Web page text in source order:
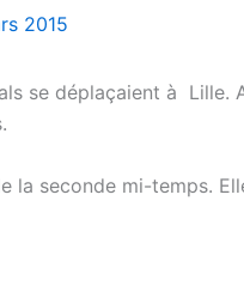
2015
se déplaçaient à Lille.
la seconde mi-temps.